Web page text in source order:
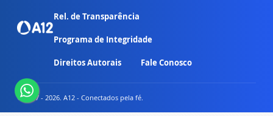
Rel. de Transparência
Programa de Integridade
Direitos Autorais Fale Conosco
© 2007 - 2026. A12 - Conectados pela fé.